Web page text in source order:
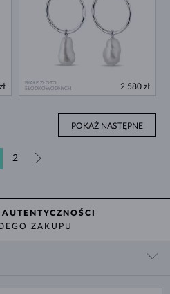
BIAŁE ZŁOTO
SŁODKOWODNYCH
2 580 zł
POKAŻ NASTĘPNE
2
ZAKUPU